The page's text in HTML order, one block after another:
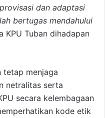
dan adaptasi
bertugas mendahului
KPU Tuban dihadapan
tetap menjaga
netralitas serta
secara kelembagaan
kode etik